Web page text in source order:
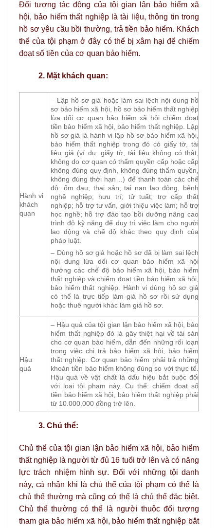
Đối tượng tác động của tội gian lận bảo hiểm xã
hội, bảo hiểm thất nghiệp là tài liệu, thông tin trong
hồ sơ yêu cầu bồi thường, trả tiền bảo hiểm. Khách
thể của tội phạm ở đây có thể bị xâm hại để chiếm
đoạt số tiền của cơ quan bảo hiểm.
2. Mặt khách quan:
Hành vi
khách
quan
– Lập hồ sơ giả hoặc làm sai lệch nội dung hồ
sơ bảo hiểm xã hội, hồ sơ bảo hiểm thất nghiệp
lừa dối cơ quan bảo hiểm xã hội chiếm đoạt
tiền bảo hiểm xã hội, bảo hiểm thất nghiệp. Lập
hồ sơ giả là hành vi lập hồ sơ bảo hiểm xã hội,
bảo hiểm thất nghiệp trong đó có giấy tờ, tài
liệu giả (ví dụ: giấy tờ, tài liệu không có thật,
không do cơ quan có thẩm quyền cấp hoặc cấp
không đúng quy định, không đúng thẩm quyền,
không đúng thời hạn…) để thanh toán các chế
độ: ốm đau; thai sản; tai nạn lao động, bệnh
nghề nghiệp; hưu trí; tử tuất; trợ cấp thất
nghiệp; hỗ trợ tư vấn, giới thiệu việc làm; hỗ trợ
học nghề; hỗ trợ đào tạo bồi dưỡng nâng cao
trình độ kỹ năng để duy trì việc làm cho người
lao động và chế độ khác theo quy định của
pháp luật.
– Dùng hồ sơ giả hoặc hồ sơ đã bị làm sai lệch
nội dung lừa dối cơ quan bảo hiểm xã hội
hưởng các chế độ bảo hiểm xã hội, bảo hiểm
thất nghiệp và chiếm đoạt tiền bảo hiểm xã hội,
bảo hiểm thất nghiệp. Hành vi dùng hồ sơ giả
có thể là trực tiếp làm giả hồ sơ rồi sử dụng
hoặc thuê người khác làm giả hồ sơ.
Hậu
quả
– Hậu quả của tội gian lận bảo hiểm xã hội, bảo
hiểm thất nghiệp đó là gây thiệt hại về tài sản
cho cơ quan bảo hiểm, dẫn đến những rối loạn
trong việc chi trả bảo hiểm xã hội, bảo hiểm
thất nghiệp. Cơ quan bảo hiểm phải trả những
khoản tiền bảo hiểm không đúng so với thực tế.
Hậu quả về vật chất là dấu hiệu bắt buộc đối
với loại tội phạm này. Cụ thể: chiếm đoạt số
tiền bảo hiểm xã hội, bảo hiểm thất nghiệp phải
từ 10.000.000 đồng trở lên.
3. Chủ thể:
Chủ thể của tội gian lận bảo hiểm xã hội, bảo hiểm
thất nghiệp là người từ đủ 16 tuổi trở lên và có năng
lực trách nhiệm hình sự. Đối với những tội danh
này, cá nhận khi là chủ thể của tội phạm có thể là
chủ thể thường mà cũng có thể là chủ thể đặc biệt.
Chủ thể thường có thể là người thuộc đối tượng
tham gia bảo hiểm xã hội, bảo hiểm thất nghiệp bắt